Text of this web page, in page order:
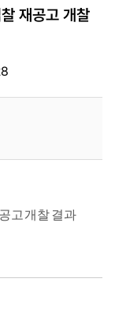
재공고 개찰
고 개찰 결과